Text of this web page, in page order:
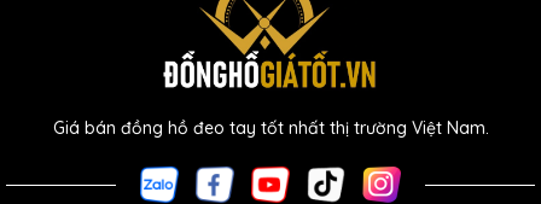
Giá bán đồng hồ đeo tay tốt nhất thị trường Việt Nam.